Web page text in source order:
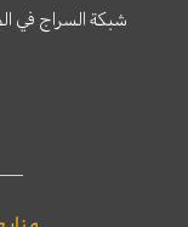
شبكة السراج في